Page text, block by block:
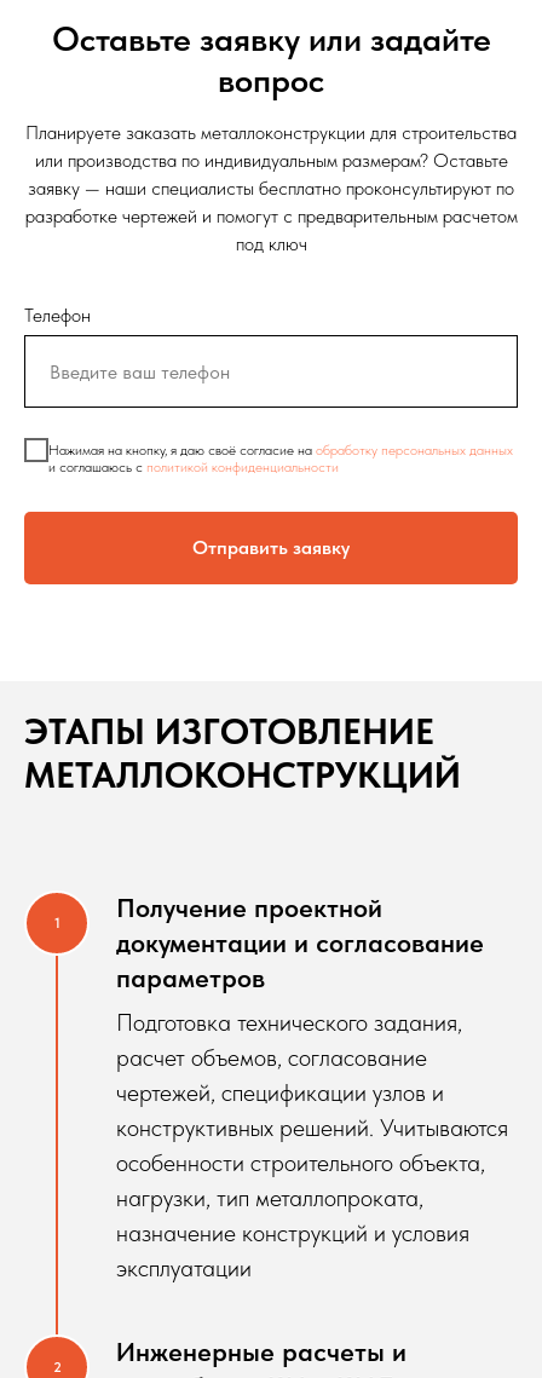
Оставьте заявку или задайте
вопрос
Планируете заказать металлоконструкции для строительства
или производства по индивидуальным размерам? Оставьте
заявку — наши специалисты бесплатно проконсультируют по
разработке чертежей и помогут с предварительным расчетом
под ключ
Телефон
Нажимая на кнопку, я даю своё согласие на обработку персональных данных
и соглашаюсь c политикой конфиденциальности
Отправить заявку
ЭТАПЫ ИЗГОТОВЛЕНИЕ
МЕТАЛЛОКОНСТРУКЦИЙ
Получение проектной
документации и согласование
параметров
Подготовка технического задания,
расчет объемов, согласование
чертежей, спецификации узлов и
конструктивных решений. Учитываются
особенности строительного объекта,
нагрузки, тип металлопроката,
назначение конструкций и условия
эксплуатации
Инженерные расчеты и